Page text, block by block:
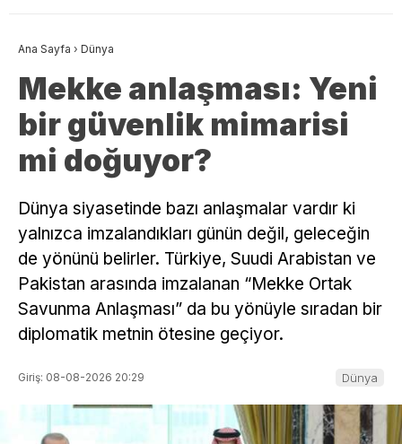
Ana Sayfa › Dünya
Mekke anlaşması: Yeni
bir güvenlik mimarisi
mi doğuyor?
Dünya siyasetinde bazı anlaşmalar vardır ki
yalnızca imzalandıkları günün değil, geleceğin
de yönünü belirler. Türkiye, Suudi Arabistan ve
Pakistan arasında imzalanan “Mekke Ortak
Savunma Anlaşması” da bu yönüyle sıradan bir
diplomatik metnin ötesine geçiyor.
Giriş: 08-08-2026 20:29 Dünya